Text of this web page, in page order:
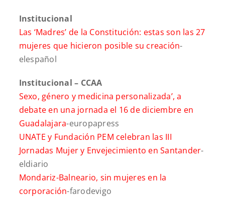
Institucional
Las ‘Madres’ de la Constitución: estas son las 27
mujeres que hicieron posible su creación-
elespañol
Institucional – CCAA
Sexo, género y medicina personalizada’, a
debate en una jornada el 16 de diciembre en
Guadalajara-europapress
UNATE y Fundación PEM celebran las III
Jornadas Mujer y Envejecimiento en Santander-
eldiario
Mondariz-Balneario, sin mujeres en la
corporación-farodevigo